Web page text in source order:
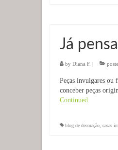
Já
by Diana F. |
Peças invulgares ou
conceber peças
Continued
blog de decoração casas